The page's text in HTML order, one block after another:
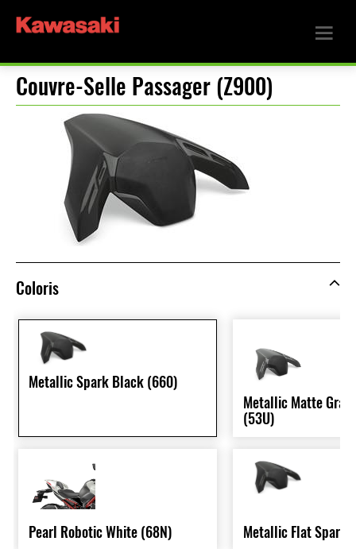
Couvre-Selle Passager (Z900)
Coloris
Metallic Spark Black (660)
Pearl Robotic White (68N)
Metallic Matte
(53U)
Metallic Flat Spark